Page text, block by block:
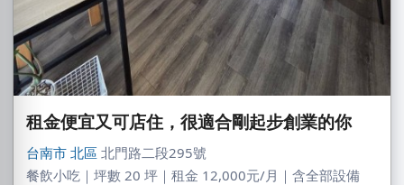
租金便宜又可店住，很適合剛起步創業的你
台南市 北區 北門路二段295號
餐飲小吃｜坪數 20 坪｜租金 12,000元/月｜含全部設備